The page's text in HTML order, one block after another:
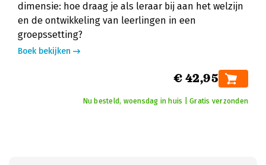
dimensie: hoe draag je als leraar bij aan het welzijn
en de ontwikkeling van leerlingen in een
groepssetting?
Boek bekijken
€ 42,95
Nu besteld, woensdag in huis | Gratis verzonden